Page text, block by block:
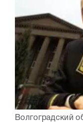
Волгоградский